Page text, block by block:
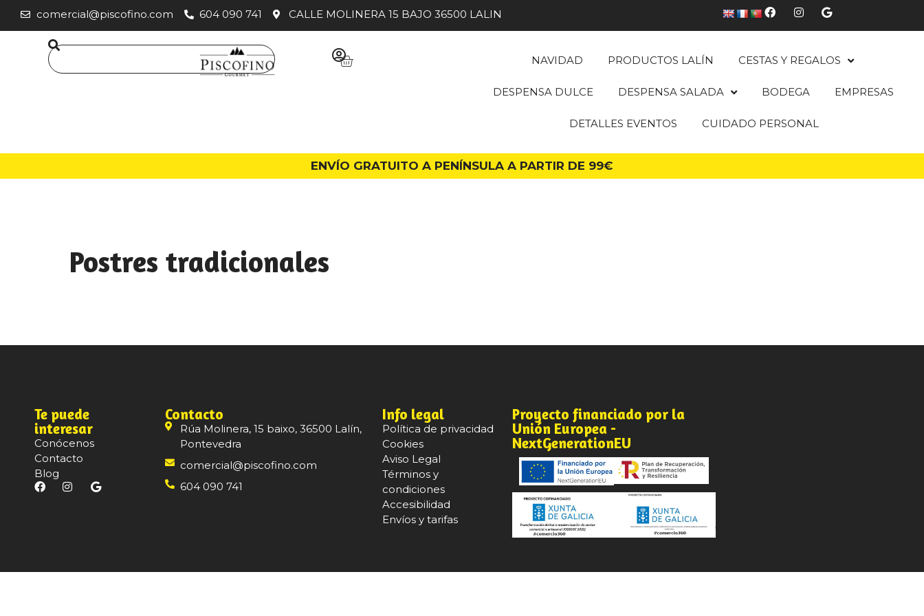
comercial@piscofino.com 604 090 741 CALLE MOLINERA 15 BAJO 36500 LALIN
NAVIDAD PRODUCTOS LALÍN CESTAS Y REGALOS
DESPENSA DULCE DESPENSA SALADA BODEGA EMPRESAS
DETALLES EVENTOS CUIDADO PERSONAL
ENVÍO GRATUITO A PENÍNSULA A PARTIR DE 99€
Postres tradicionales
Te puede
interesar
Conócenos
Contacto
Blog
Contacto
Rúa Molinera, 15 baixo, 36500 Lalín,
Pontevedra
comercial@piscofino.com
604 090 741
Info legal
Política de privacidad
Cookies
Aviso Legal
Términos y
condiciones
Accesibilidad
Envíos y tarifas
Proyecto financiado por la
Unión Europea -
NextGenerationEU